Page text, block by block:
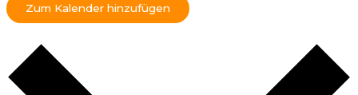
Zum Kalender hinzufügen